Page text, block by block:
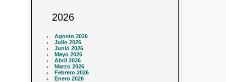
2026
Agosto 2026
Julio 2026
Junio 2026
Mayo 2026
Abril 2026
Marzo 2026
Febrero 2026
Enero 2026